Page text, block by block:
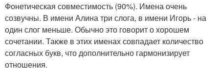
Фонетическая совместимость (90%). Имена очень
созвучны. В имени Алина три слога, в имени Игорь - на
один слог меньше. Обычно это говорит о хорошем
сочетании. Также в этих именах совпадает количество
согласных букв, что дополнительно гармонизирует
отношения.